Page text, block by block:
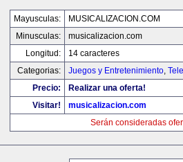
Mayusculas:
MUSICALIZACION.COM
Minusculas:
musicalizacion.com
Longitud:
14 caracteres
Categorias:
Juegos y Entretenimiento,
Precio:
Realizar una oferta!
Visitar!
musicalizacion.com
Serán consideradas